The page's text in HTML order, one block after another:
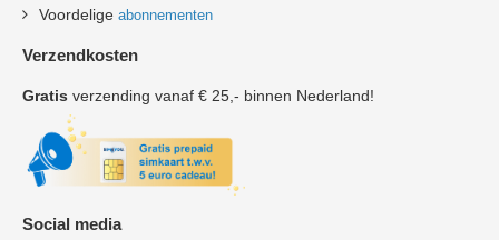
Voordelige abonnementen
Verzendkosten
Gratis verzending vanaf € 25,- binnen Nederland!
Social media